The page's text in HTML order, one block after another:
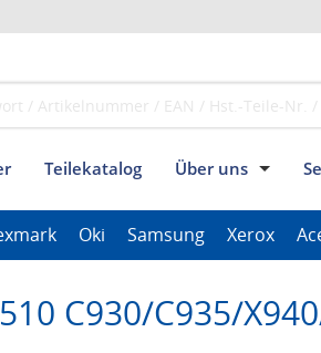
Teilekatalog Über uns
Kontakt AdressenUnsere
Widerrufsbelehrung
Allgemeine
Oki Samsung Xerox
C930/C935/